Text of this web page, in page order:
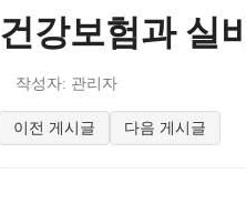
건강보험과 실
작성자: 관리자
이전 게시글 다음 게시글